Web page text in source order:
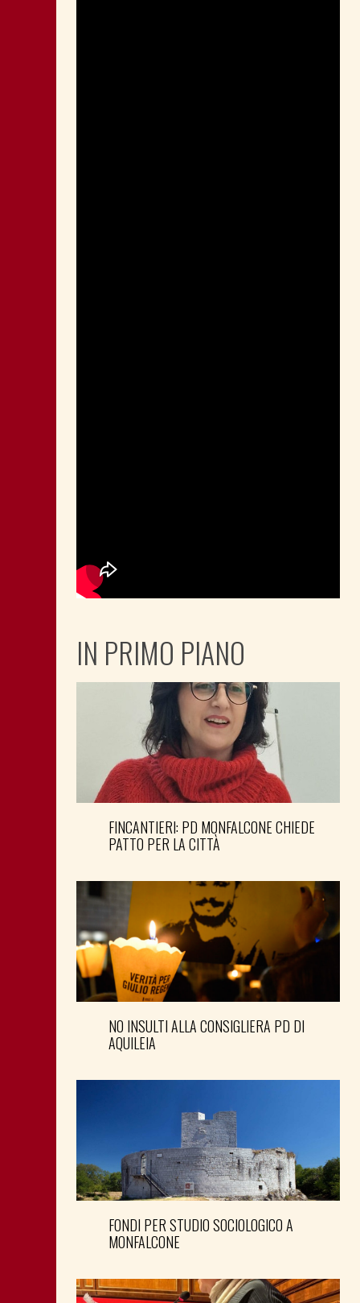
IN PRIMO PIANO
FINCANTIERI: PD MONFALCONE CHIEDE
PATTO PER LA CITTÀ
NO INSULTI ALLA CONSIGLIERA PD DI
AQUILEIA
FONDI PER STUDIO SOCIOLOGICO A
MONFALCONE